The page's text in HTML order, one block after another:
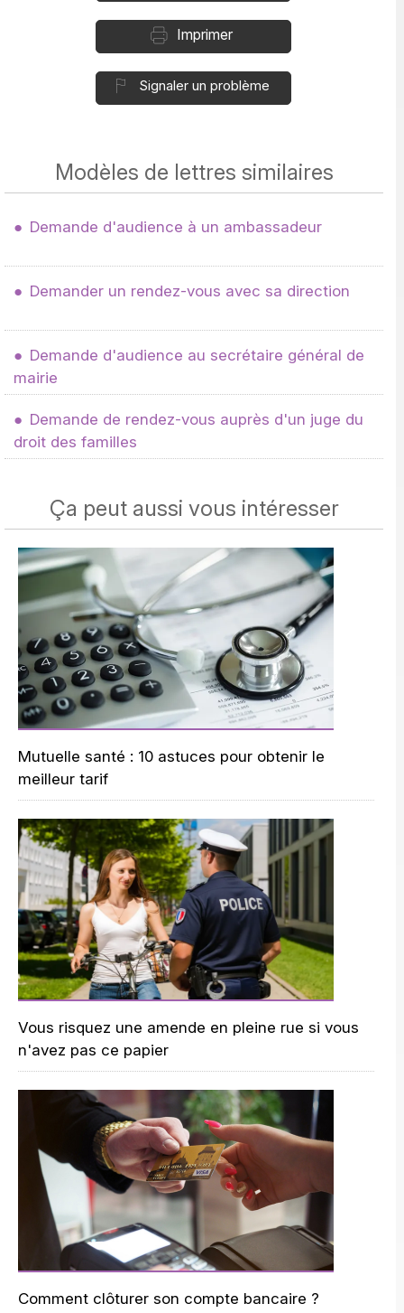
Imprimer
Signaler un problème
Modèles de lettres similaires
Demande d'audience à un ambassadeur
Demander un rendez-vous avec sa direction
Demande d'audience au secrétaire général de
mairie
Demande de rendez-vous auprès d'un juge du
droit des familles
Ça peut aussi vous intéresser
Mutuelle santé : 10 astuces pour obtenir le
meilleur tarif
Vous risquez une amende en pleine rue si vous
n'avez pas ce papier
Comment clôturer son compte bancaire ?